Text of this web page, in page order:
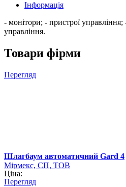
Інформація
- монітори; - пристрої управління;
управління.
Товари фірми
Перегляд
Шлагбаум автоматичний Gard 4
Мірмекс, СП, ТОВ
Ціна:
Перегляд